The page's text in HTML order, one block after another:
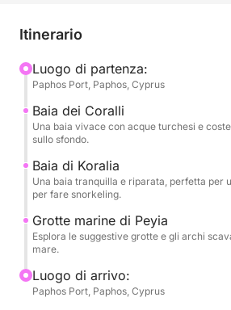
medievale. La barca scivolerà
spettacolari formazioni rocciose.
raggiungerai Koralia Bay, dove ti
sosta per il bagno: una baia
riparata, perfetta per galleggiare,
semplicemente immergerti nel
Mentre la costa si fa più
famose grotte marine di Peyia,
onde hanno scavato tunnel e archi
calcaree. Qui, getterai
snorkeling accanto a queste
Itinerario
Luogo di partenza:
Paphos Port, Paphos, Cyprus
Baia dei Coralli
Una baia vivace con acque turchesi e
sullo sfondo.
Baia di Koralia
Una baia tranquilla e riparata, perfetta per
per fare snorkeling.
Grotte marine di Peyia
Esplora le suggestive grotte e gli archi
mare.
Luogo di arrivo:
Paphos Port, Paphos, Cyprus